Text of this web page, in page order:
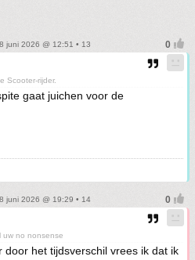
juni 2026 @ 12:51 • 13
Scooter-rijder.
gaat juichen voor de
juni 2026 @ 19:29 • 14
uw no nonsense
het tijdsverschil vrees ik dat ik